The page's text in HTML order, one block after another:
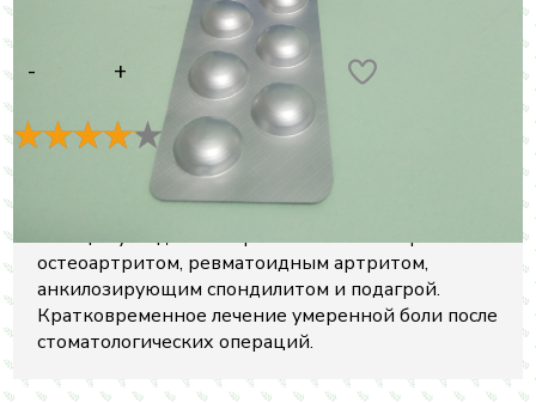
В КОРЗИНУ
Рейтинг:4.1 9 голосов)
Уменьшает боль и отек (воспаление) в суставах и
мышцах у людей в возрасте 16 лет и старше с
остеоартритом, ревматоидным артритом,
анкилозирующим спондилитом и подагрой.
Кратковременное лечение умеренной боли после
стоматологических операций.